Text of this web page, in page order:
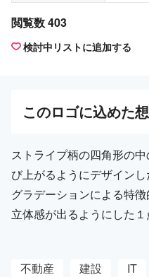
閲覧数 403
検討中リストに追加する
このロゴに込めた
ストライプ柄の四角形の
び上がるようにデザインし
グラデーションによる特
立体感が出るようにした１
不動産 建設 IT